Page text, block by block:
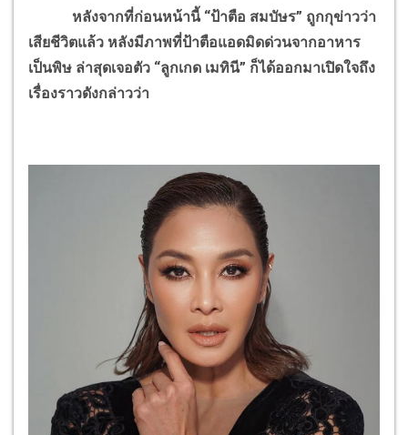
หลังจากที่ก่อนหน้านี้ “ป้าตือ สมบัษร” ถูกกุข่าวว่า
เสียชีวิตแล้ว หลังมีภาพที่ป้าตือแอดมิดด่วนจากอาหาร
เป็นพิษ ล่าสุดเจอตัว “ลูกเกด เมทินี” ก็ได้ออกมาเปิดใจถึง
เรื่องราวดังกล่าวว่า